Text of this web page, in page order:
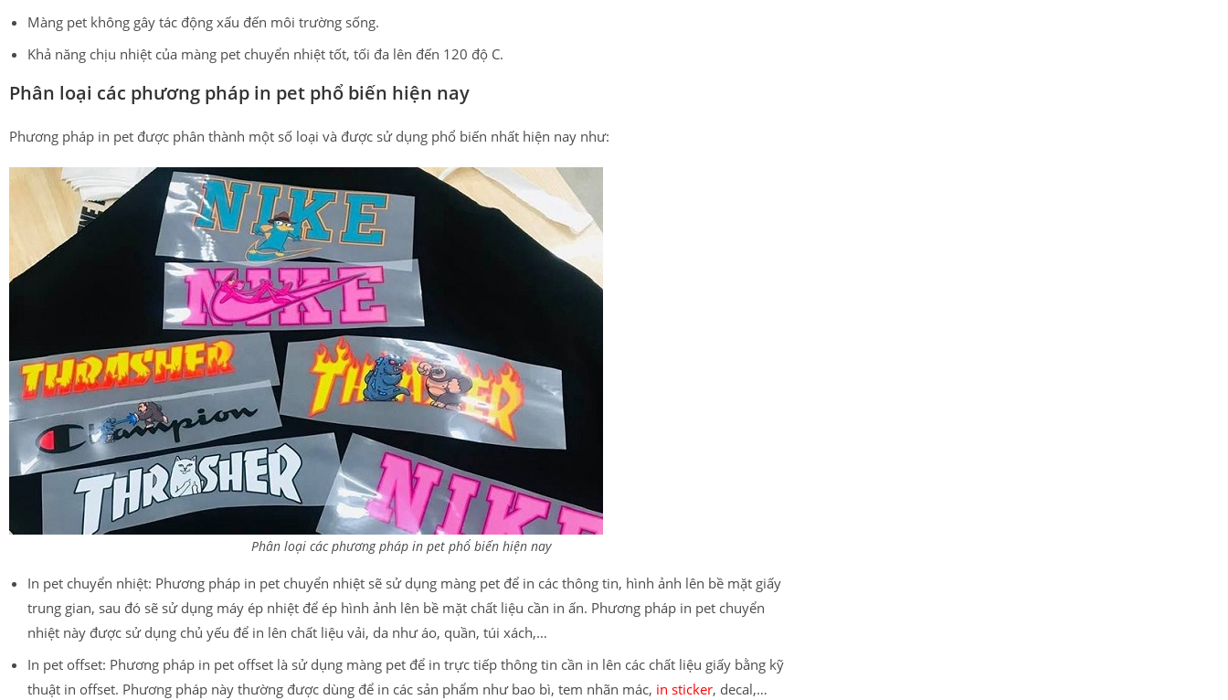
Màng pet không gây tác động xấu đến môi trường sống.
Khả năng chịu nhiệt của màng pet chuyển nhiệt tốt, tối đa lên đến 120 độ C.
Phân loại các phương pháp in pet phổ biến hiện nay
Phương pháp in pet được phân thành một số loại và được sử dụng phổ biến nhất hiện nay như:
Phân loại các phương pháp in pet phổ biến hiện nay
In pet chuyển nhiệt: Phương pháp in pet chuyển nhiệt sẽ sử dụng màng pet để in các thông tin, hình ảnh lên bề mặt giấy
trung gian, sau đó sẽ sử dụng máy ép nhiệt để ép hình ảnh lên bề mặt chất liệu cần in ấn. Phương pháp in pet chuyển
nhiệt này được sử dụng chủ yếu để in lên chất liệu vải, da như áo, quần, túi xách,…
In pet offset: Phương pháp in pet offset là sử dụng màng pet để in trực tiếp thông tin cần in lên các chất liệu giấy bằng kỹ
thuật in offset. Phương pháp này thường được dùng để in các sản phẩm như bao bì, tem nhãn mác, in sticker, decal,…